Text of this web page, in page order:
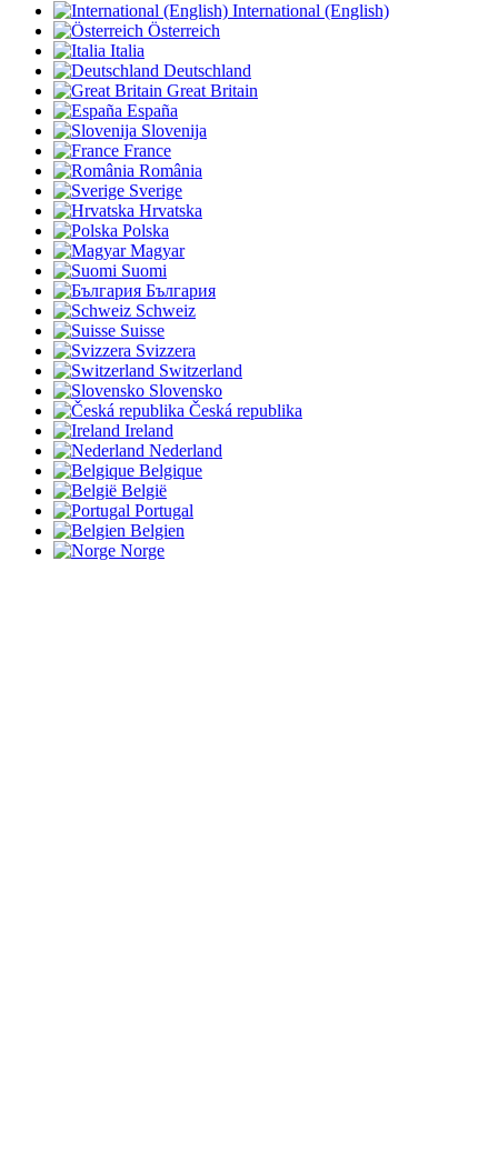
International (English)
Österreich
Italia
Deutschland
Great Britain
España
Slovenija
France
România
Sverige
Hrvatska
Polska
Magyar
Suomi
България
Schweiz
Suisse
Svizzera
Switzerland
Slovensko
Česká republika
Ireland
Nederland
Belgique
België
Portugal
Belgien
Norge